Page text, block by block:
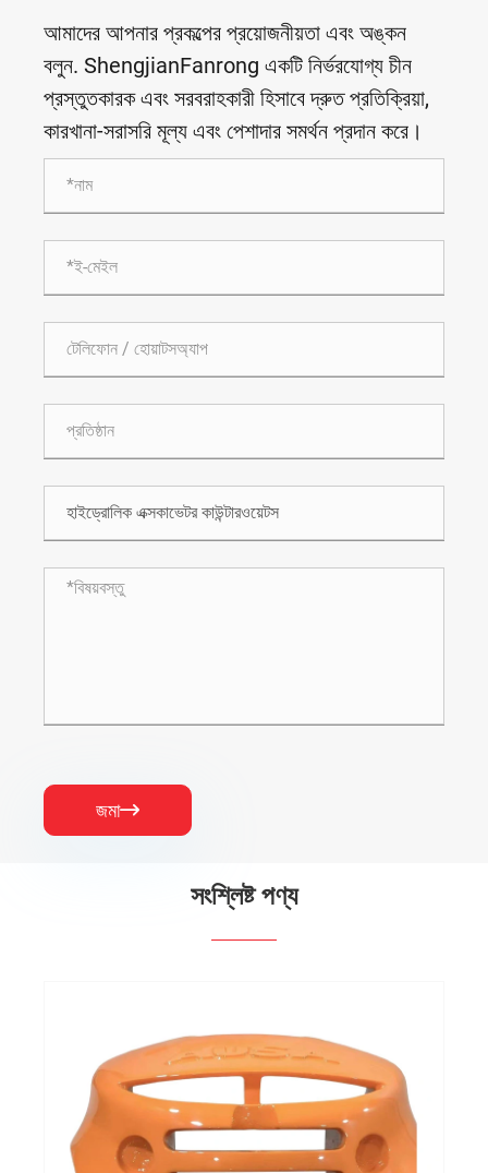
আমাদের আপনার প্রকল্পের প্রয়োজনীয়তা এবং অঙ্কন
বলুন. ShengjianFanrong একটি নির্ভরযোগ্য চীন
প্রস্তুতকারক এবং সরবরাহকারী হিসাবে দ্রুত প্রতিক্রিয়া,
কারখানা-সরাসরি মূল্য এবং পেশাদার সমর্থন প্রদান করে।
জমা
সংশ্লিষ্ট পণ্য